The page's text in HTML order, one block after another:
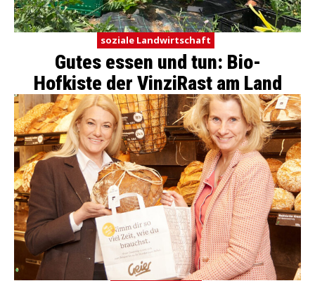
soziale Landwirtschaft
Gutes essen und tun: Bio-
Hofkiste der VinziRast am Land